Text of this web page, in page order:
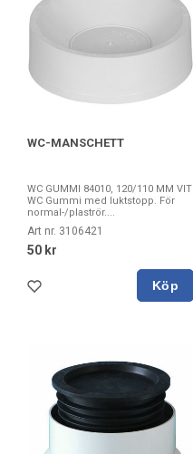
WC-MANSCHETT
WC GUMMI 84010, 120/110 MM VIT
WC Gummi med luktstopp. För
normal-/plaströr....
Art nr. 3106421
50 kr
Köp